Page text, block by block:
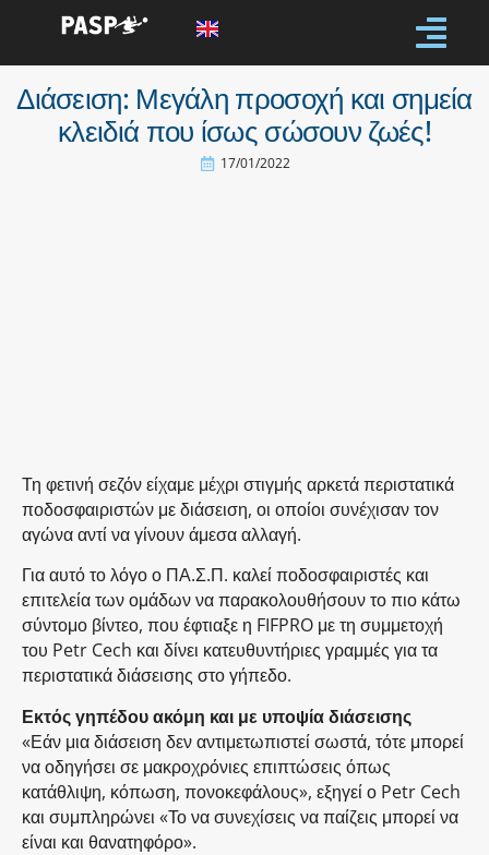
Διάσειση: Μεγάλη προσοχή και σημεία
κλειδιά που ίσως σώσουν ζωές!
17/01/2022
Τη φετινή σεζόν είχαμε μέχρι στιγμής αρκετά περιστατικά
ποδοσφαιριστών με διάσειση, οι οποίοι συνέχισαν τον
αγώνα αντί να γίνουν άμεσα αλλαγή.
Για αυτό το λόγο ο ΠΑ.Σ.Π. καλεί ποδοσφαιριστές και
επιτελεία των ομάδων να παρακολουθήσουν το πιο κάτω
σύντομο βίντεο, που έφτιαξε η FIFPRO με τη συμμετοχή
του Petr Cech και δίνει κατευθυντήριες γραμμές για τα
περιστατικά διάσεισης στο γήπεδο.
Εκτός γηπέδου ακόμη και με υποψία διάσεισης
«Εάν μια διάσειση δεν αντιμετωπιστεί σωστά, τότε μπορεί
να οδηγήσει σε μακροχρόνιες επιπτώσεις όπως
κατάθλιψη, κόπωση, πονοκεφάλους», εξηγεί ο Petr Cech
και συμπληρώνει «Το να συνεχίσεις να παίζεις μπορεί να
είναι και θανατηφόρο».